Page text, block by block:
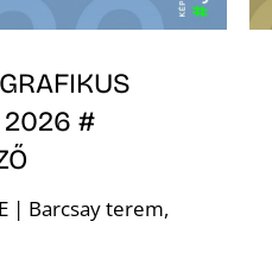
2026 #
| Barcsay terem,